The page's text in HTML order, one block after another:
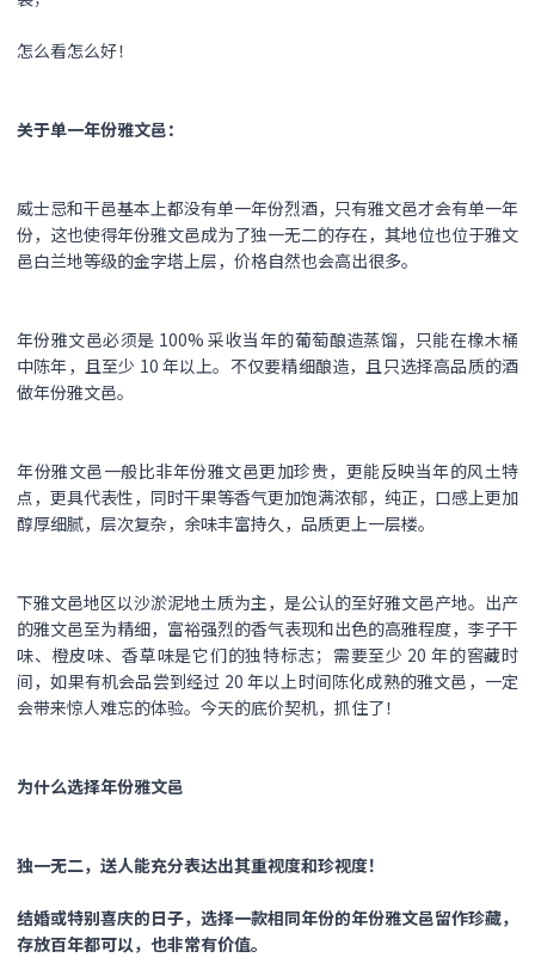
怎么看怎么好！
关于单一年份雅文邑：
威士忌和干邑基本上都没有单一年份烈酒，只有雅文邑才会有单一年
份，这也使得年份雅文邑成为了独一无二的存在，其地位也位于雅文
邑白兰地等级的金字塔上层，价格自然也会高出很多。
年份雅文邑必须是 100% 采收当年的葡萄酿造蒸馏，只能在橡木桶
中陈年，且至少 10 年以上。不仅要精细酿造，且只选择高品质的酒
做年份雅文邑。
年份雅文邑一般比非年份雅文邑更加珍贵，更能反映当年的风土特
点，更具代表性，同时干果等香气更加饱满浓郁，纯正，口感上更加
醇厚细腻，层次复杂，余味丰富持久，品质更上一层楼。
下雅文邑地区以沙淤泥地土质为主，是公认的至好雅文邑产地。出产
的雅文邑至为精细，富裕强烈的香气表现和出色的高雅程度，李子干
味、橙皮味、香草味是它们的独特标志；需要至少 20 年的窖藏时
间，如果有机会品尝到经过 20 年以上时间陈化成熟的雅文邑，一定
会带来惊人难忘的体验。今天的底价契机，抓住了！
为什么选择年份雅文邑
独一无二，送人能充分表达出其重视度和珍视度！
结婚或特别喜庆的日子，选择一款相同年份的年份雅文邑留作珍藏，
存放百年都可以，也非常有价值。